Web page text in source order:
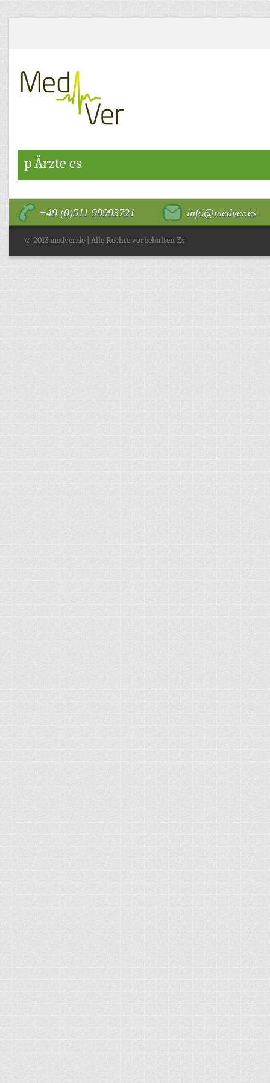
p Ärzte es
+49 (0)511 99993721 info@medver.es
© 2013 medver.de | Alle Rechte vorbehalten Es